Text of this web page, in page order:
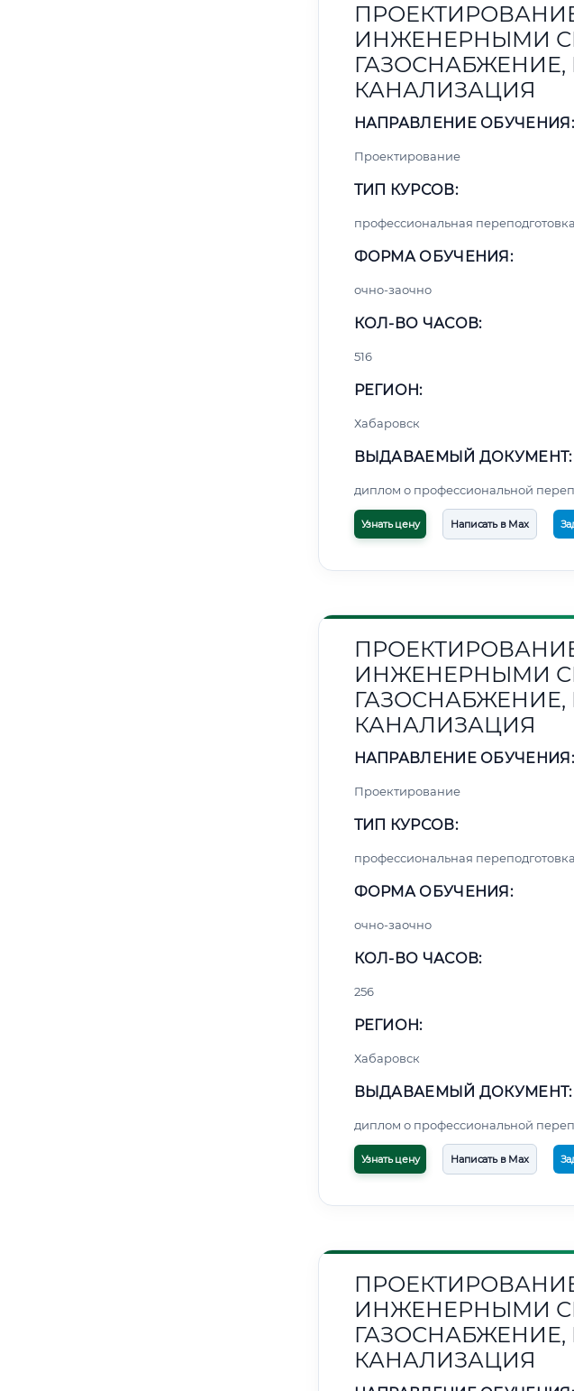
ИНЖЕНЕРНЫМИ
КАНАЛИЗАЦИЯ
НАПРАВЛЕНИЕ ОБУЧЕНИЯ:
Проектирование
ТИП КУРСОВ:
профессиональная переподготовка
ФОРМА ОБУЧЕНИЯ:
очно-заочно
КОЛ-ВО ЧАСОВ:
516
РЕГИОН:
Хабаровск
ВЫДАВАЕМЫЙ ДОКУМЕНТ:
диплом о профессиональной
Узнать цену Написать в Max
ИНЖЕНЕРНЫМИ
КАНАЛИЗАЦИЯ
НАПРАВЛЕНИЕ ОБУЧЕНИЯ:
Проектирование
ТИП КУРСОВ:
профессиональная переподготовка
ФОРМА ОБУЧЕНИЯ:
очно-заочно
КОЛ-ВО ЧАСОВ:
256
РЕГИОН:
Хабаровск
ВЫДАВАЕМЫЙ ДОКУМЕНТ:
диплом о профессиональной
Узнать цену Написать в Max
ИНЖЕНЕРНЫМИ
КАНАЛИЗАЦИЯ